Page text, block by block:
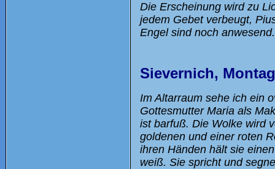
Die Erscheinung wird zu
jedem Gebet verbeugt,
Engel sind noch anwesend.
Sievernich,
Im Altarraum sehe ich ein
Gottesmutter Maria als
ist barfuß. Die Wolke wird
goldenen und einer roten
ihren Händen hält sie
weiß. Sie spricht und